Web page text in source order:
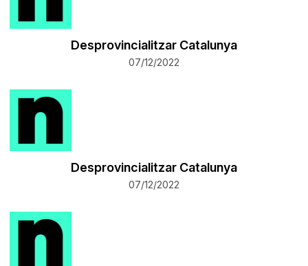
Desprovincialitzar Catalunya
07/12/2022
Desprovincialitzar Catalunya
07/12/2022